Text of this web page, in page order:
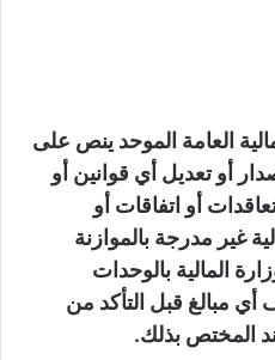
العامة الموحد ينص على
أو تعديل أي قوانين أو
أو اتفاقات أو
غير مدرجة بالموازنة
المالية بالوحدات
مبالغ قبل التأكد من
المختص بذلك.